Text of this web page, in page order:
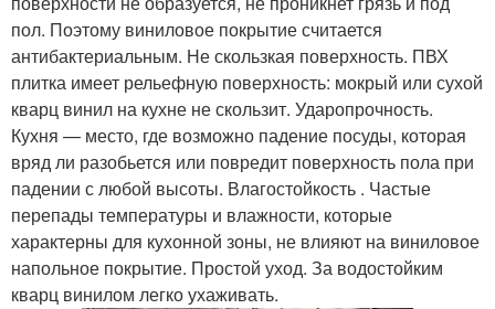
пол. Поэтому виниловое покрытие считается
антибактериальным. Не скользкая поверхность. ПВХ
плитка имеет рельефную поверхность: мокрый или сухой
кварц винил на кухне не скользит. Ударопрочность.
Кухня — место, где возможно падение посуды, которая
вряд ли разобьется или повредит поверхность пола при
падении с любой высоты. Влагостойкость . Частые
перепады температуры и влажности, которые
характерны для кухонной зоны, не влияют на виниловое
напольное покрытие. Простой уход. За водостойким
кварц винилом легко ухаживать.